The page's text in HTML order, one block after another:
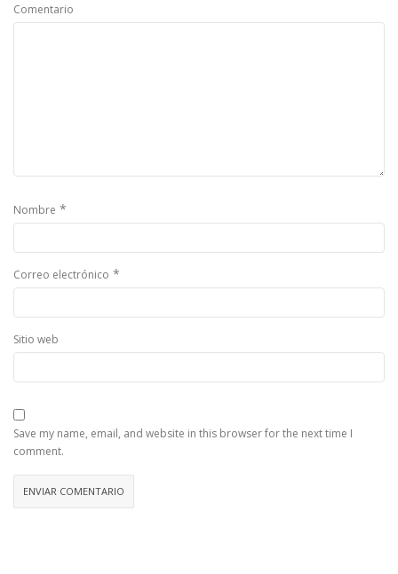
Comentario
Nombre *
Correo electrónico *
Sitio web
Save my name, email, and website in this browser for the next time I
comment.